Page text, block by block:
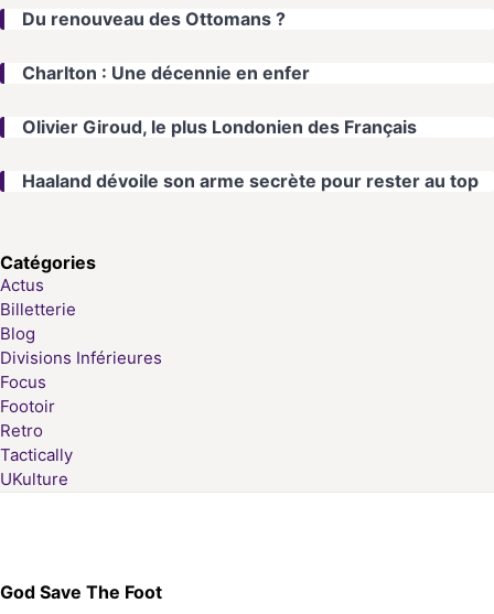
Du renouveau des Ottomans ?
Charlton : Une décennie en enfer
Olivier Giroud, le plus Londonien des Français
Haaland dévoile son arme secrète pour rester au top
Catégories
Actus
Billetterie
Blog
Divisions Inférieures
Focus
Footoir
Retro
Tactically
UKulture
God Save The Foot